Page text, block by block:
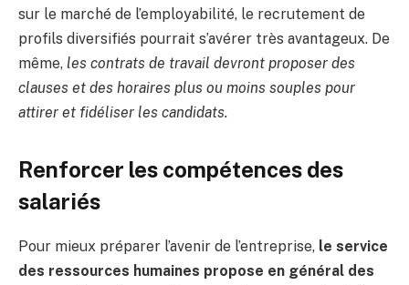
sur le marché de l’employabilité, le recrutement de
profils diversifiés pourrait s’avérer très avantageux. De
même, les contrats de travail devront proposer des
clauses et des horaires plus ou moins souples pour
attirer et fidéliser les candidats.
Renforcer les compétences des
salariés
Pour mieux préparer l’avenir de l’entreprise, le service
des ressources humaines propose en général des